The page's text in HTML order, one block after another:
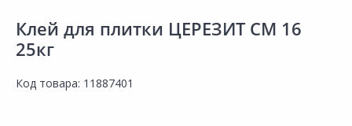
Регистрация
Избранное
Клей для плитки ЦЕРЕЗИТ CM 16
25кг
Код товара: 11887401